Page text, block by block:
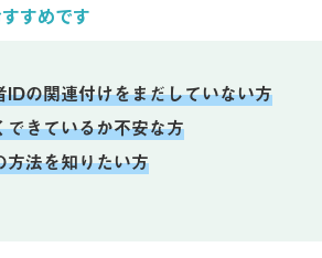
すめです
IDの関連付けをまだしていない方
できているか不安な方
方法を知りたい方